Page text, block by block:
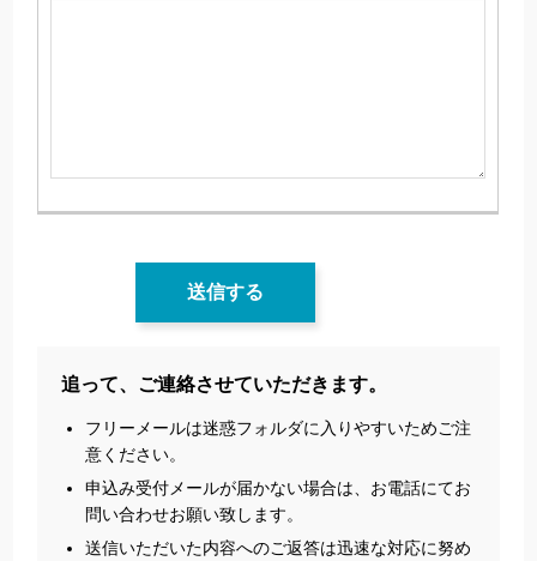
追って、ご連絡させていただきます。
フリーメールは迷惑フォルダに入りやすいためご注
意ください。
申込み受付メールが届かない場合は、お電話にてお
問い合わせお願い致します。
送信いただいた内容へのご返答は迅速な対応に努め